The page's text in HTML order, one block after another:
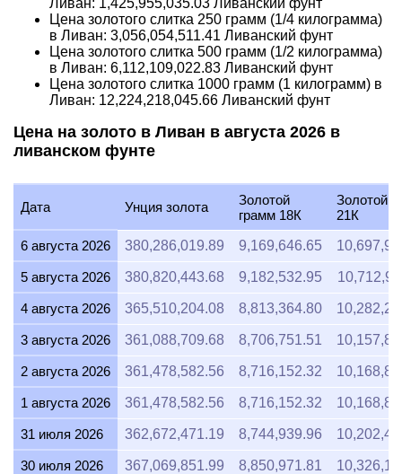
Ливан: 1,425,955,035.03 Ливанский фунт
Цена золотого слитка 250 грамм (1/4 килограмма)
в Ливан: 3,056,054,511.41 Ливанский фунт
Цена золотого слитка 500 грамм (1/2 килограмма)
в Ливан: 6,112,109,022.83 Ливанский фунт
Цена золотого слитка 1000 грамм (1 килограмм) в
Ливан: 12,224,218,045.66 Ливанский фунт
Цена на золото в Ливан в августа 2026 в
ливанском фунте
Дата Унция золота
Золотой
грамм 18К
Золотой
21К
6 августа 2026
380,286,019.89 9,169,646.65
5 августа 2026 380,820,443.68 9,182,532.95
4 августа 2026 365,510,204.08 8,813,364.80
3 августа 2026 361,088,709.68 8,706,751.51
2 августа 2026 361,478,582.56 8,716,152.32
1 августа 2026 361,478,582.56 8,716,152.32
31 июля 2026 362,672,471.19 8,744,939.96
30 июля 2026 367,069,851.99 8,850,971.81